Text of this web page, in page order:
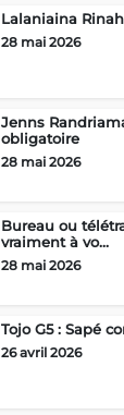
Lalaniaina
28 mai 2026
Jenns
obligatoire
28 mai 2026
Bureau ou
vraiment à vo...
28 mai 2026
Tojo G5 : Sapé
26 avril 2026